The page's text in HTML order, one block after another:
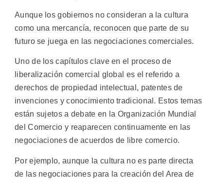
Aunque los gobiernos no consideran a la cultura
como una mercancía, reconocen que parte de su
futuro se juega en las negociaciones comerciales.
Uno de los capítulos clave en el proceso de
liberalización comercial global es el referido a
derechos de propiedad intelectual, patentes de
invenciones y conocimiento tradicional. Estos temas
están sujetos a debate en la Organización Mundial
del Comercio y reaparecen continuamente en las
negociaciones de acuerdos de libre comercio.
Por ejemplo, aunque la cultura no es parte directa
de las negociaciones para la creación del Area de